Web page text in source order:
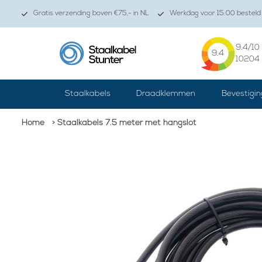
Gratis verzending boven €75,- in NL Werkdag voor 15:00
9.4
9.4/10
10204
Staalkabels Draadklemmen
Home > Staalkabels 7.5 meter met hangslot